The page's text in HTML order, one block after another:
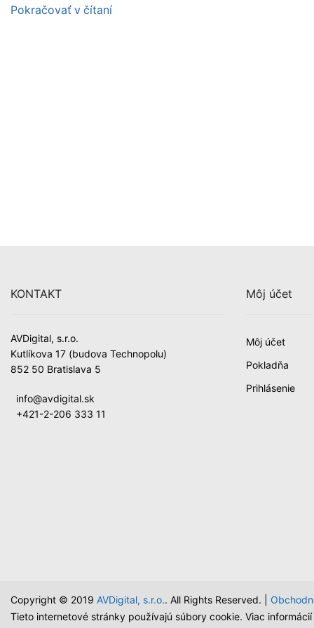
Pokračovať v čítaní
KONTAKT
AVDigital, s.r.o.
Kutlíkova 17 (budova Technopolu)
852 50 Bratislava 5
info@avdigital.sk
+421-2-206 333 11
Môj účet
Môj účet
Pokladňa
Prihlásenie
Copyright © 2019 AVDigital, s.r.o.. All Rights Reserved. |
Tieto internetové stránky používajú súbory cookie. Viac informácií